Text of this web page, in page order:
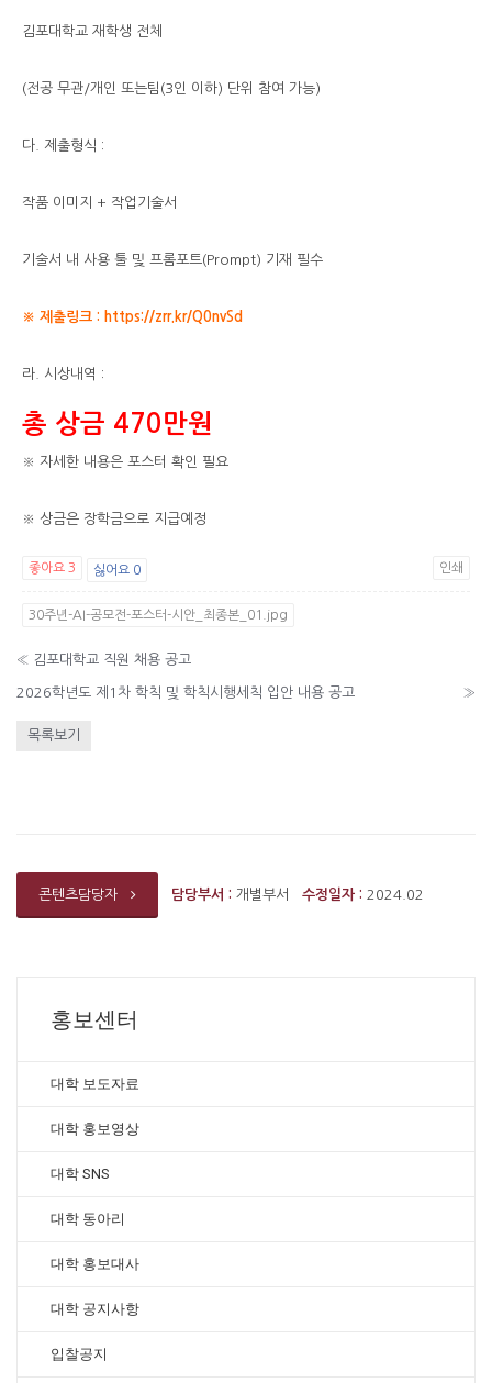
김포대학교 재학생 전체
(전공 무관/개인 또는팀(3인 이하) 단위 참여 가능)
다. 제출형식 :
작품 이미지 + 작업기술서
기술서 내 사용 툴 및 프롬포트(Prompt) 기재 필수
※ 제출링크 : https://zrr.kr/Q0nvSd
라. 시상내역 :
총 상금 470만원
※ 자세한 내용은 포스터 확인 필요
※ 상금은 장학금으로 지급예정
좋아요 3 싫어요 0 인쇄
30주년-AI-공모전-포스터-시안_최종본_01.jpg
« 김포대학교 직원 채용 공고
2026학년도 제1차 학칙 및 학칙시행세칙 입안 내용 공고 »
목록보기
콘텐츠담당자 담당부서 : 개별부서 수정일자 : 2024.02
홍보센터
대학 보도자료
대학 홍보영상
대학 SNS
대학 동아리
대학 홍보대사
대학 공지사항
입찰공지